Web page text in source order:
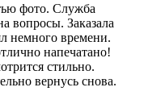
фото. Служба
вопросы. Заказала
немного времени.
напечатано!
стильно.
вернусь снова.